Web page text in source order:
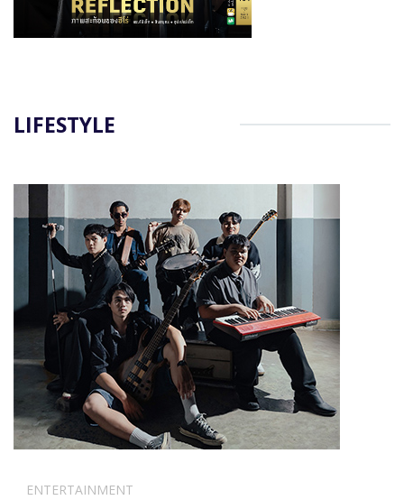
LIFESTYLE
ENTERTAINMENT